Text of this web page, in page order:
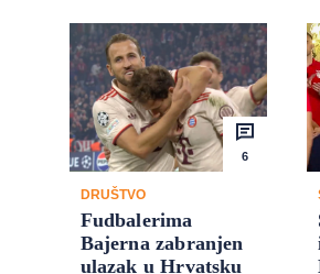
6
DRUŠTVO
Fudbalerima
Bajerna zabranjen
ulazak u Hrvatsku